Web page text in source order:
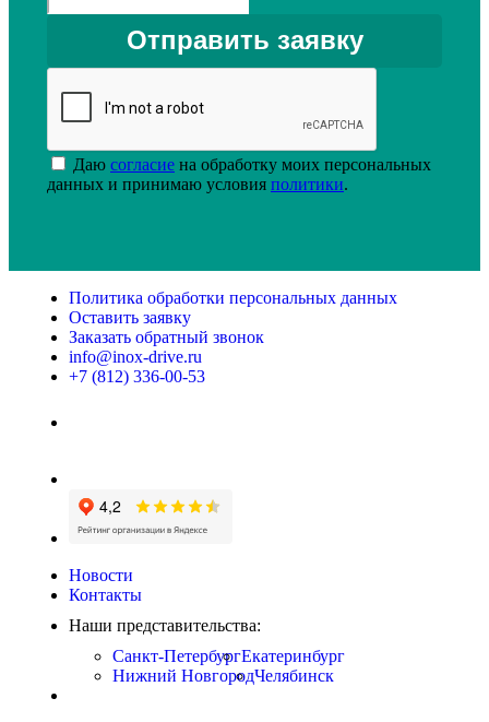
Даю согласие на обработку моих персональных
данных и принимаю условия политики.
Политика обработки персональных данных
Оставить заявку
Заказать обратный звонок
info@inox-drive.ru
+7 (812) 336-00-53
Новости
Контакты
Наши представительства:
Санкт-ПетербургЕкатеринбург
Нижний НовгородЧелябинск